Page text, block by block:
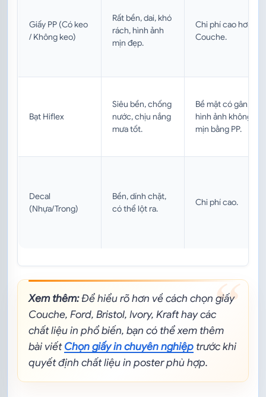
Giấy PP (Có keo
/ Không keo)
Rất bền, dai, khó
rách, hình ảnh
mịn đẹp.
Chi phí cao hơn
Couche.
Bạt Hiflex
Siêu bền, chống
nước, chịu nắng
mưa tốt.
Bề mặt có gân,
hình ảnh không
mịn bằng PP.
Decal
(Nhựa/Trong)
Bền, dính chặt,
có thể lột ra.
Chi phí cao.
Xem thêm:Để hiểu rõ hơn về cách chọn giấy
Couche, Ford, Bristol, Ivory, Kraft hay các
chất liệu in phổ biến, bạn có thể xem thêm
bài viếtChọn giấy in chuyên nghiệp trước khi
quyết định chất liệu in poster phù hợp.